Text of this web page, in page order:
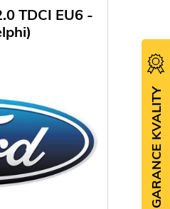
TDCI EU6 -
GARANCE KVALITY